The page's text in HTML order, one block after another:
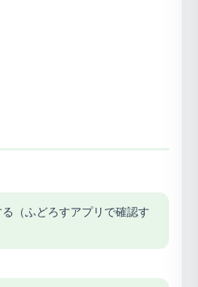
（ふどろすアプリで確認す